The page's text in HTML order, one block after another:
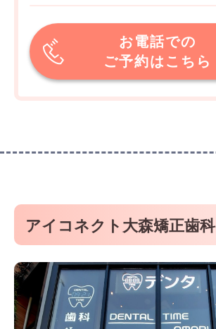
お電話での
ご予約はこちら
アイコネクト大森矯正歯科